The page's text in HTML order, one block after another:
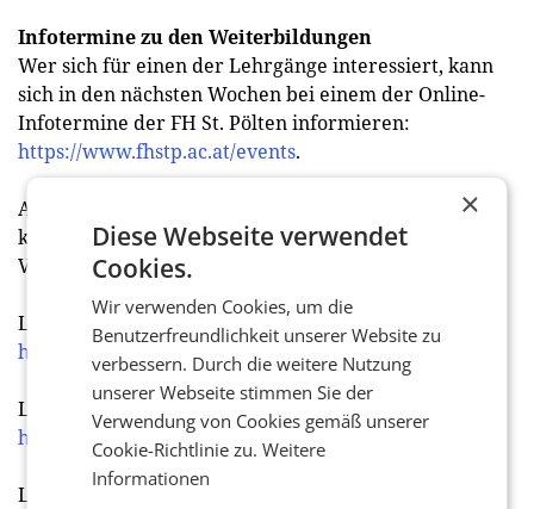
Infotermine zu den Weiterbildungen
Wer sich für einen der Lehrgänge interessiert, kann
sich in den nächsten Wochen bei einem der Online-
Infotermine der FH St. Pölten informieren:
https://www.fhstp.ac.at/events.
Alle vier Lehrgängen finden geblockt statt. Damit
können die Teilnehmer gleichzeitig ihrer beruflichen
Vollzeitbeschäftigung nachgehen.
Lehrgang Digital Marketing
https://www.fhstp.ac.at/ldm
Lehrgang Eventmanagement
https://www.fhstp.ac.at/lem
Lehrgang PR & Kommunikationsmanagement
×
Diese Webseite verwendet
Cookies.
Wir verwenden Cookies, um die
Benutzerfreundlichkeit unserer Website zu
verbessern. Durch die weitere Nutzung
unserer Webseite stimmen Sie der
Verwendung von Cookies gemäß unserer
Cookie-Richtlinie zu.Weitere
Informationen